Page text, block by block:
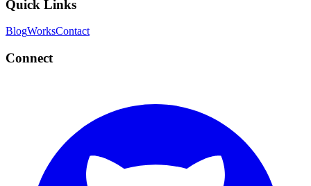
Quick Links
BlogWorksContact
Connect